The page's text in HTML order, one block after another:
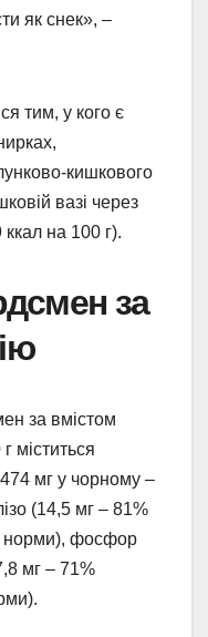
як снек», –
тим, у кого є
кишкового
вазі через
ккал на 100 г).
за
за вмістом
міститься
мг у чорному –
(14,5 мг – 81%
норми), фосфор
мг – 71%